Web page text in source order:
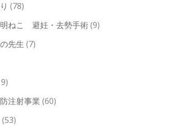
(78)
ねこ 避妊・去勢手術(9)
先生 (7)
注射事業 (60)
(53)